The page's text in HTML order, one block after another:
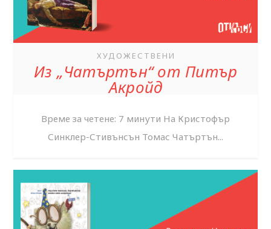
ХУДОЖЕСТВЕНИ
Из „Чатъртън“ от Питър
Акройд
Време за четене: 7 минути На Кристофър
Синклер-Стивънсън Томас Чатъртън...